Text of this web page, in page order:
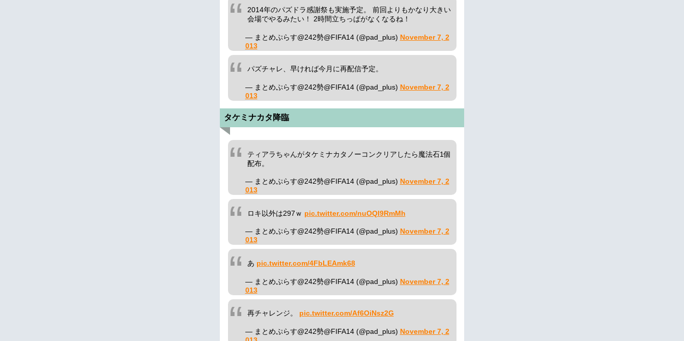
2014年のパズドラ感謝祭も実施予定。 前回よりもかなり大きい
会場でやるみたい！ 2時間立ちっぱがなくなるね！
— まとめぷらす@242勢@FIFA14 (@pad_plus) November 7, 2
013
パズチャレ、早ければ今月に再配信予定。
— まとめぷらす@242勢@FIFA14 (@pad_plus) November 7, 2
013
タケミナカタ降臨
ティアラちゃんがタケミナカタノーコンクリアしたら魔法石1個
配布。
— まとめぷらす@242勢@FIFA14 (@pad_plus) November 7, 2
013
ロキ以外は297ｗ pic.twitter.com/nuOQI9RmMh
— まとめぷらす@242勢@FIFA14 (@pad_plus) November 7, 2
013
あ pic.twitter.com/4FbLEAmk68
— まとめぷらす@242勢@FIFA14 (@pad_plus) November 7, 2
013
再チャレンジ。 pic.twitter.com/Af6OiNsz2G
— まとめぷらす@242勢@FIFA14 (@pad_plus) November 7, 2